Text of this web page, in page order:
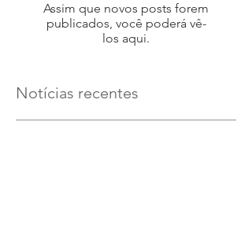
Assim que novos posts forem
publicados, você poderá vê-
los aqui.
Notícias recentes